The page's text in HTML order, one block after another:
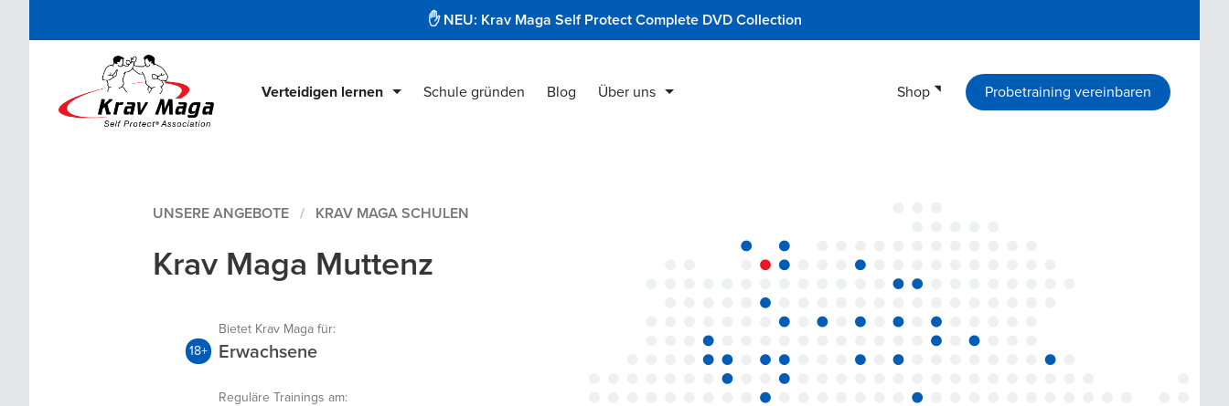
✋ NEU: Krav Maga Self Protect Complete DVD Collection
Verteidigen lernen
Lehrgänge & Kurse
Krav Maga DVDs
Schule gründen Blog Über uns Shop Probetraining vereinbaren
UNSERE ANGEBOTE KRAV MAGA SCHULEN
Krav Maga Muttenz
Bietet Krav Maga für:
18+
Erwachsene
Reguläre Trainings am: